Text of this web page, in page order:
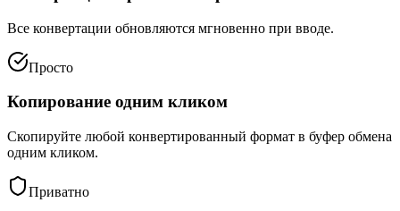
Все конвертации обновляются мгновенно при вводе.
Просто
Копирование одним кликом
Скопируйте любой конвертированный формат в буфер обмена
одним кликом.
Приватно